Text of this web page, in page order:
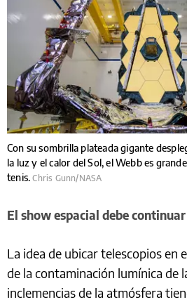
Con su sombrilla plateada gigante
la luz y el calor del Sol, el Webb es
tenis.Chris Gunn/NASA
El show espacial debe continuar
La idea de ubicar telescopios en
de la contaminación lumínica de
inclemencias de la atmósfera